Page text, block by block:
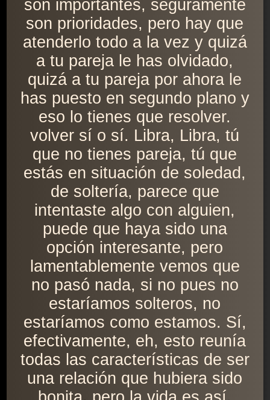
son importantes, seguramente
son prioridades, pero hay que
atenderlo todo a la vez y quizá
a tu pareja le has olvidado,
quizá a tu pareja por ahora le
has puesto en segundo plano y
eso lo tienes que resolver.
volver sí o sí. Libra, Libra, tú
que no tienes pareja, tú que
estás en situación de soledad,
de soltería, parece que
intentaste algo con alguien,
puede que haya sido una
opción interesante, pero
lamentablemente vemos que
no pasó nada, si no pues no
estaríamos solteros, no
estaríamos como estamos. Sí,
efectivamente, eh, esto reunía
todas las características de ser
una relación que hubiera sido